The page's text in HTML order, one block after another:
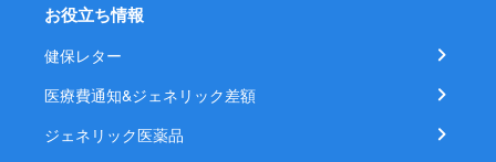
お役立ち情報
健保レター
医療費通知&ジェネリック差額
ジェネリック医薬品